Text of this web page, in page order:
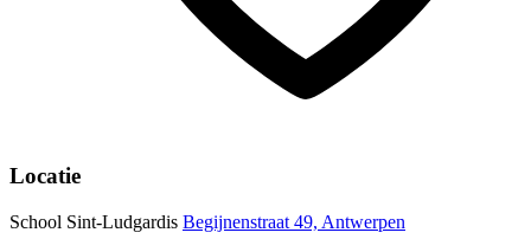
Locatie
School Sint-Ludgardis Begijnenstraat 49, Antwerpen